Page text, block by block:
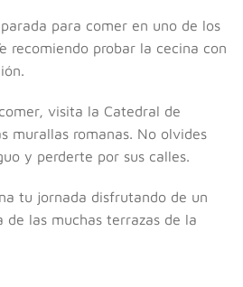
para comer en uno de los
recomiendo probar la cecina con
visita la Catedral de
murallas romanas. No olvides
y perderte por sus calles.
tu jornada disfrutando de un
de las muchas terrazas de la